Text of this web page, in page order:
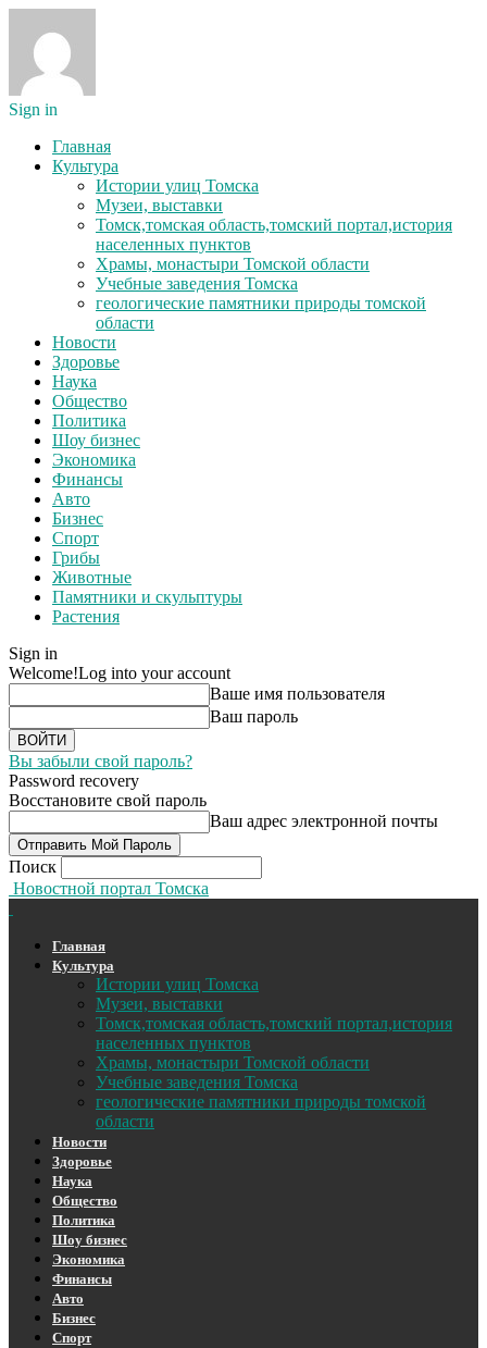
Sign in
Главная
Культура
Истории улиц Томска
Музеи, выставки
Томск,томская область,томский портал,история
населенных пунктов
Храмы, монастыри Томской области
Учебные заведения Томска
геологические памятники природы томской
области
Новости
Здоровье
Наука
Общество
Политика
Шоу бизнес
Экономика
Финансы
Авто
Бизнес
Спорт
Грибы
Животные
Памятники и скульптуры
Растения
Sign in
Welcome!Log into your account
Ваше имя пользователя
Ваш пароль
Вы забыли свой пароль?
Password recovery
Восстановите свой пароль
Ваш адрес электронной почты
Поиск
Новостной портал Томска
Главная
Культура
Истории улиц Томска
Музеи, выставки
Томск,томская область,томский портал,история
населенных пунктов
Храмы, монастыри Томской области
Учебные заведения Томска
геологические памятники природы томской
области
Новости
Здоровье
Наука
Общество
Политика
Шоу бизнес
Экономика
Финансы
Авто
Бизнес
Спорт